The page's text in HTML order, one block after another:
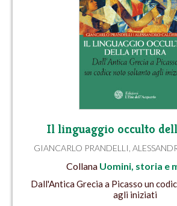
Il linguaggio occulto
GIANCARLO PRANDELLI
Collana Uomini, storia e
Dall'Antica Grecia a Picasso un
agli iniziati